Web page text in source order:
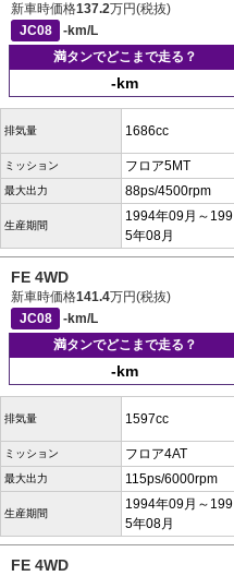
新車時価格137.2万円(税抜)
JC08
-km/L
満タンでどこまで走る？
-km
排気量 1686cc
ミッション フロア5MT
最大出力 88ps/4500rpm
生産期間
1994年09月～199
5年08月
FE 4WD
新車時価格141.4万円(税抜)
JC08
-km/L
満タンでどこまで走る？
-km
排気量 1597cc
ミッション フロア4AT
最大出力 115ps/6000rpm
生産期間
1994年09月～199
5年08月
FE 4WD